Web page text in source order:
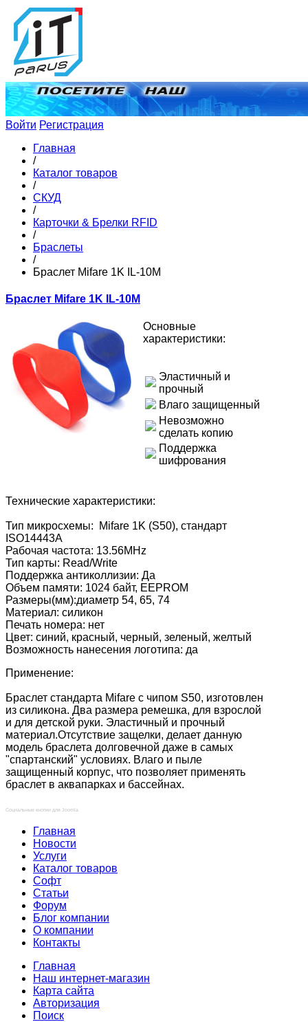
Войти Регистрация
Главная
/
Каталог товаров
/
СКУД
/
Карточки & Брелки RFID
/
Браслеты
/
Браслет Mifare 1K IL-10M
Браслет Mifare 1K IL-10M
Основные
характеристики:
Эластичный и
прочный
Влаго защищенный
Невозможно
сделать копию
Поддержка
шифрования
Технические характеристики:
Тип микросхемы: Mifare 1K (S50), стандарт
ISO14443А
Рабочая частота: 13.56MHz
Тип карты: Read/Write
Поддержка антиколлизии: Да
Объем памяти: 1024 байт, EEPROM
Размеры(мм):диаметр 54, 65, 74
Материал: силикон
Печать номера: нет
Цвет: синий, красный, черный, зеленый, желтый
Возможность нанесения логотипа: да
Применение:
Браслет стандарта Mifare с чипом S50, изготовлен
из силикона. Два размера ремешка, для взрослой
и для детской руки. Эластичный и прочный
материал.Отсутствие защелки, делает данную
модель браслета долговечной даже в самых
"спартанский" условиях. Влаго и пыле
защищенный корпус, что позволяет применять
браслет в аквапарках и бассейнах.
Социальные кнопки для Joomla
Главная
Новости
Услуги
Каталог товаров
Софт
Статьи
Форум
Блог компании
О компании
Контакты
Главная
Наш интернет-магазин
Карта сайта
Авторизация
Поиск